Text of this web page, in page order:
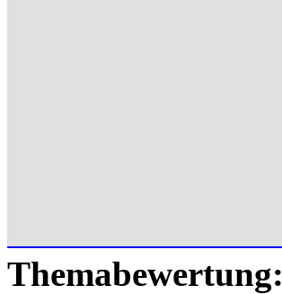
Themabewertung: